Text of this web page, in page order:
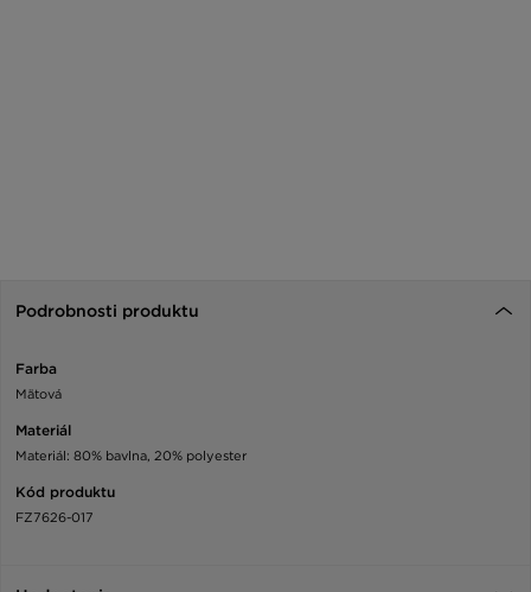
Podrobnosti produktu
Farba
Mätová
Materiál
Materiál: 80% bavlna, 20% polyester
Kód produktu
FZ7626-017